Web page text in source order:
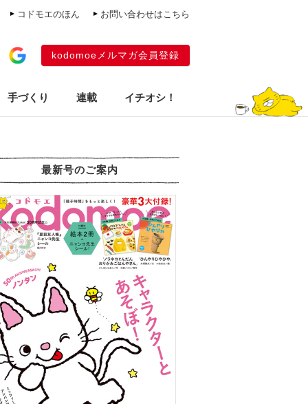
コドモエのほん お問い合わせはこちら
kodomoeメルマガ会員登録
手づくり 連載 イチオシ！
最新号のご案内